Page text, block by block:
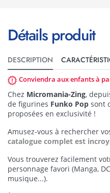
Détails produit
DESCRIPTION
Conviendra aux enfants à
Chez Micromania-Zing,
de figurines Funko Pop sont
proposées en exclusivité !
Amusez-vous à rechercher
catalogue complet est
Vous trouverez facilement
personnage favori (Manga,
musique...).